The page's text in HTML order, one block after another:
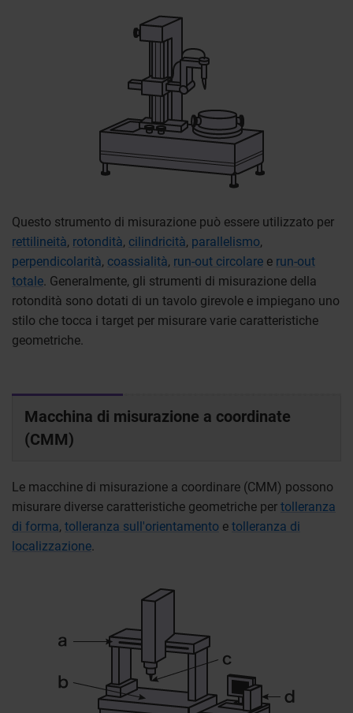
Questo strumento di misurazione può essere utilizzato per
rettilineità, rotondità, cilindricità, parallelismo,
perpendicolarità, coassialità, run-out circolare e run-out
totale. Generalmente, gli strumenti di misurazione della
rotondità sono dotati di un tavolo girevole e impiegano uno
stilo che tocca i target per misurare varie caratteristiche
geometriche.
Macchina di misurazione a coordinate
(CMM)
Le macchine di misurazione a coordinare (CMM) possono
misurare diverse caratteristiche geometriche per tolleranza
di forma, tolleranza sull'orientamento e tolleranza di
localizzazione.